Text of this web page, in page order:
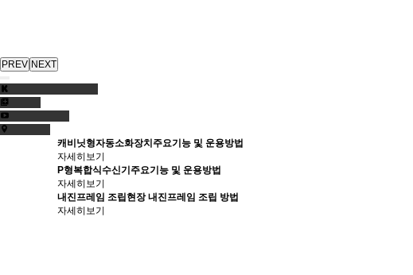
PREV NEXT
캐비닛형자동소화장치 주요기능 및 운용방법
자세히보기
P형복합식수신기 주요기능 및 운용방법
자세히보기
내진프레임 조립 현장 내진프레임 조립 방법
자세히보기